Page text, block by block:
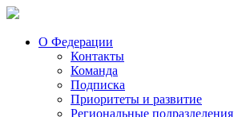
О Федерации
Контакты
Команда
Подписка
Приоритеты и развитие
Региональные подразделения